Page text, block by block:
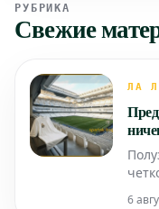
РУБРИКА
Свежие
ЛА
6